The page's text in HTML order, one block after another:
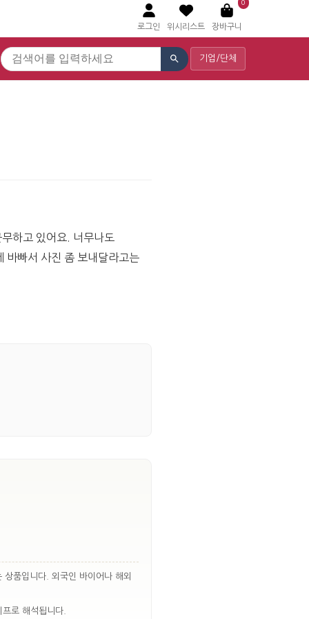
로그인 위시리스트
0
장바구니
기업/단체
하고 있어요. 너무나도
바빠서 사진 좀 보내달라고는
품입니다. 외국인 바이어나 해외
로 해석됩니다.